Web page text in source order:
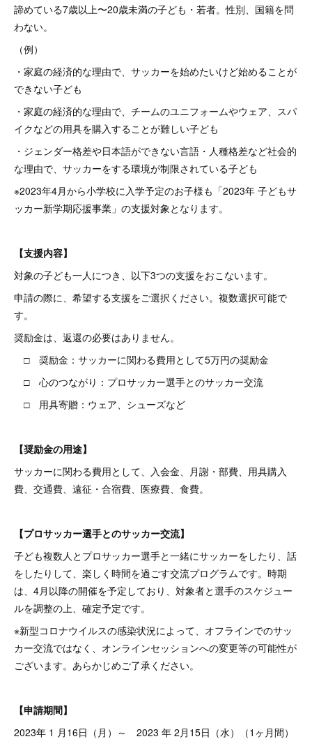
諦めている7歳以上〜20歳未満の子ども・若者。性別、国籍を問
わない。
（例）
・家庭の経済的な理由で、サッカーを始めたいけど始めることが
できない子ども
・家庭の経済的な理由で、チームのユニフォームやウェア、スパ
イクなどの用具を購入することが難しい子ども
・ジェンダー格差や日本語ができない言語・人種格差など社会的
な理由で、サッカーをする環境が制限されている子ども
※2023年4月から小学校に入学予定のお子様も「2023年 子どもサ
ッカー新学期応援事業」の支援対象となります。
【支援内容】
対象の子ども一人につき、以下3つの支援をおこないます。
申請の際に、希望する支援をご選択ください。複数選択可能で
す。
奨励金は、返還の必要はありません。
□ 奨励金：サッカーに関わる費用として5万円の奨励金
□ 心のつながり：プロサッカー選手とのサッカー交流
□ 用具寄贈：ウェア、シューズなど
【奨励金の用途】
サッカーに関わる費用として、入会金、月謝・部費、用具購入
費、交通費、遠征・合宿費、医療費、食費。
【プロサッカー選手とのサッカー交流】
子ども複数人とプロサッカー選手と一緒にサッカーをしたり、話
をしたりして、楽しく時間を過ごす交流プログラムです。時期
は、4月以降の開催を予定しており、対象者と選手のスケジュー
ルを調整の上、確定予定です。
※新型コロナウイルスの感染状況によって、オフラインでのサッ
カー交流ではなく、オンラインセッションへの変更等の可能性が
ございます。あらかじめご了承ください。
【申請期間】
2023年 1 月16日（月）～ 2023 年 2月15日（水）（1ヶ月間）